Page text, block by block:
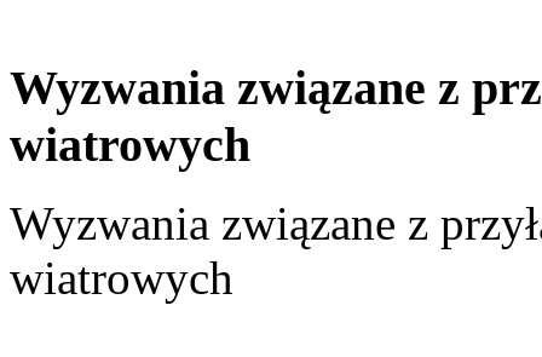
Wyzwania związane z
wiatrowych
Wyzwania związane z
wiatrowych